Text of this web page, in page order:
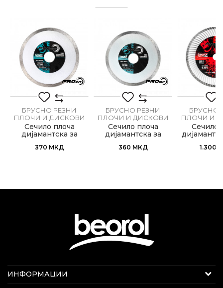
PROcut
Занает
Бравари, Заварувачи
Намена
Брусна плоча за метал
Порака
ИСПРАТИ
БРУСНО РЕЗНИ
ПЛОЧИ И ДИСКОВИ
Сечило плоча
дијамантска за
370 МКД
БРУСНО РЕЗНИ
ПЛОЧИ И ДИСКОВИ
Сечило плоча
дијамантска за
360 МКД
БРУСНО
ПЛОЧИ И
Сечило
1.300
Интернет продажба
Е-меил: beorolshop@beorol.mk
ИНФОРМАЦИИ